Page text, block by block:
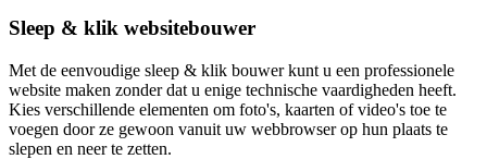
Sleep & klik websitebouwer
Met de eenvoudige sleep & klik bouwer kunt u een professionele
website maken zonder dat u enige technische vaardigheden heeft.
Kies verschillende elementen om foto's, kaarten of video's toe te
voegen door ze gewoon vanuit uw webbrowser op hun plaats te
slepen en neer te zetten.